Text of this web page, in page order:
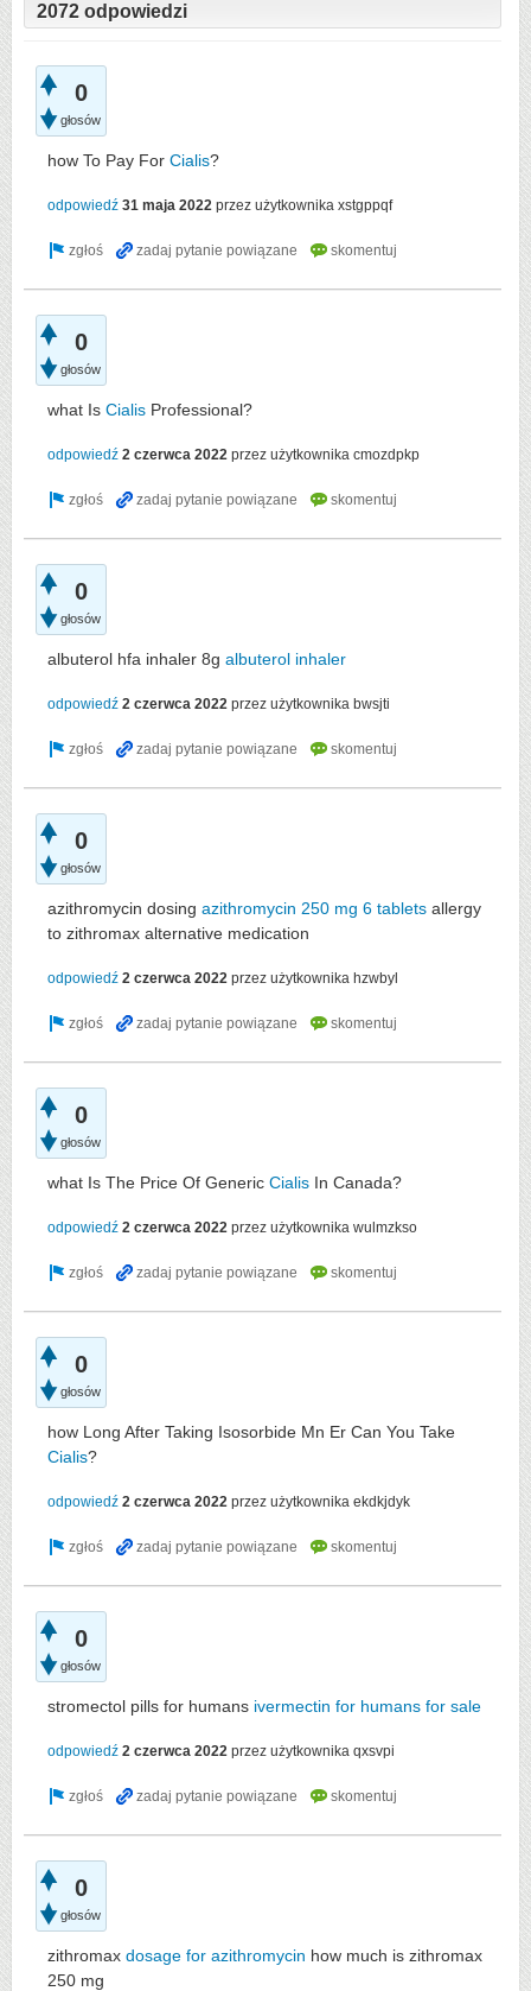
2072 odpowiedzi
0
głosów
how To Pay For Cialis?
odpowiedź 31 maja 2022 przez użytkownika xstgppqf
0
głosów
what Is Cialis Professional?
odpowiedź 2 czerwca 2022 przez użytkownika cmozdpkp
0
głosów
albuterol hfa inhaler 8g albuterol inhaler
odpowiedź 2 czerwca 2022 przez użytkownika bwsjti
0
głosów
azithromycin dosing azithromycin 250 mg 6 tablets allergy
to zithromax alternative medication
odpowiedź 2 czerwca 2022 przez użytkownika hzwbyl
0
głosów
what Is The Price Of Generic Cialis In Canada?
odpowiedź 2 czerwca 2022 przez użytkownika wulmzkso
0
głosów
how Long After Taking Isosorbide Mn Er Can You Take
Cialis?
odpowiedź 2 czerwca 2022 przez użytkownika ekdkjdyk
0
głosów
stromectol pills for humans ivermectin for humans for sale
odpowiedź 2 czerwca 2022 przez użytkownika qxsvpi
0
głosów
zithromax dosage for azithromycin how much is zithromax
250 mg